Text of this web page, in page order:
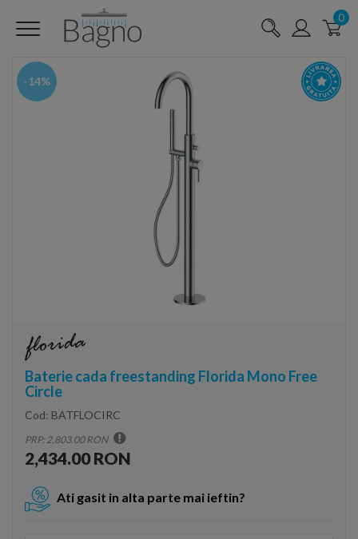
0
-14%
Baterie cada freestanding Florida Mono Free
Circle
Cod: BATFLOCIRC
PRP: 2,803.00 RON
2,434.00 RON
Ati gasit in alta parte mai ieftin?